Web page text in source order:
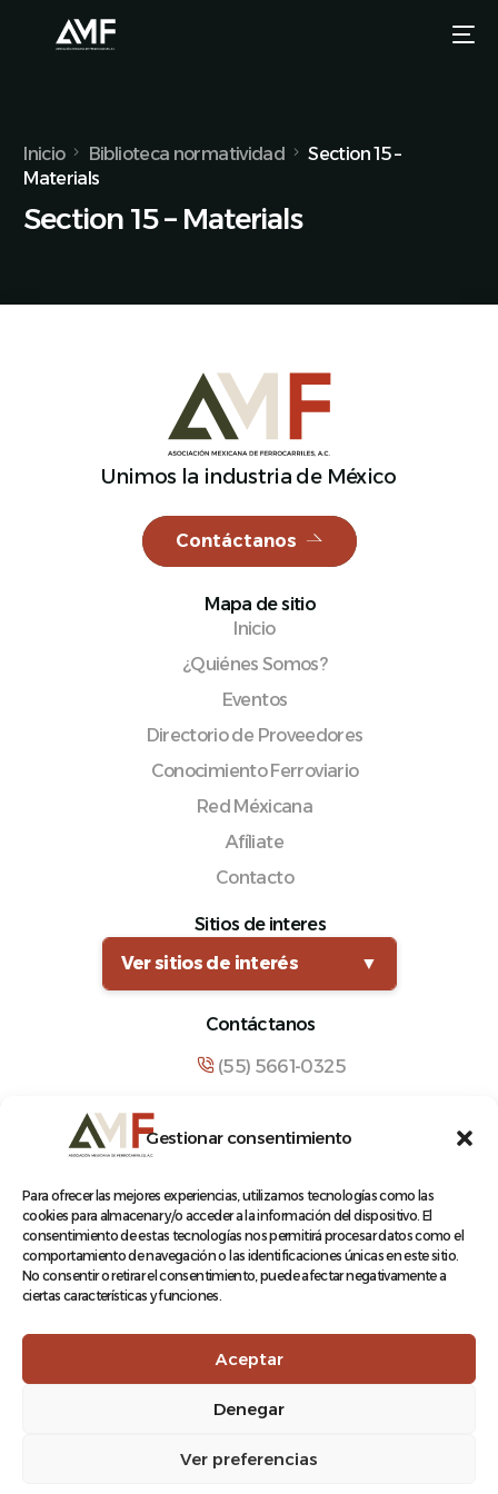
Gestionar consentimiento
Para ofrecer las mejores experiencias, utilizamos tecnologías como las
cookies para almacenar y/o acceder a la información del dispositivo. El
consentimiento de estas tecnologías nos permitirá procesar datos como el
comportamiento de navegación o las identificaciones únicas en este sitio.
No consentir o retirar el consentimiento, puede afectar negativamente a
ciertas características y funciones.
Aceptar
Denegar
Ver preferencias
Inicio Biblioteca normatividad
Section 15 –
Materials
Section 15 – Materials
Unimos la industria de México
Contáctanos
Mapa de sitio
Inicio
¿Quiénes Somos?
Eventos
Directorio de Proveedores
Conocimiento Ferroviario
Red Méxicana
Afíliate
Contacto
Sitios de interes
Ver sitios de interés
▼
Contáctanos
(55) 5661-0325
Manuel María Contreras 133, Cuauhtémoc,
Terminos y condiciones
Log In